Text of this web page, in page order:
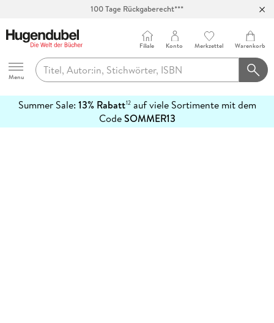
100 Tage Rückgaberecht***
Hugendubel
Menu
Filiale Konto Merkzettel Warenkorb
Summer Sale: 13% Rabatt12auf viele Sortimente mit dem
CodeSOMMER13
erfahren